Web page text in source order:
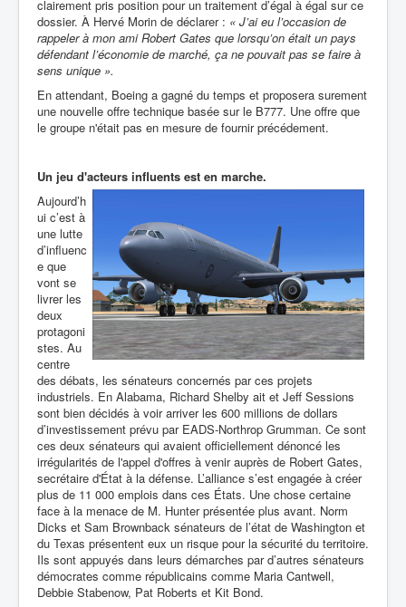
clairement pris position pour un traitement d’égal à égal sur ce
dossier. À Hervé Morin de déclarer : « J’ai eu l’occasion de
rappeler à mon ami Robert Gates que lorsqu’on était un pays
défendant l’économie de marché, ça ne pouvait pas se faire à
sens unique ».
En attendant, Boeing a gagné du temps et proposera surement
une nouvelle offre technique basée sur le B777. Une offre que
le groupe n'était pas en mesure de fournir précédement.
Un jeu d'acteurs influents est en marche.
Aujourd’h
ui c’est à
une lutte
d’influenc
e que
vont se
livrer les
deux
protagoni
stes. Au
centre
des débats, les sénateurs concernés par ces projets
industriels. En Alabama, Richard Shelby ait et Jeff Sessions
sont bien décidés à voir arriver les 600 millions de dollars
d’investissement prévu par EADS-Northrop Grumman. Ce sont
ces deux sénateurs qui avaient officiellement dénoncé les
irrégularités de l'appel d'offres à venir auprès de Robert Gates,
secrétaire d'État à la défense. L’alliance s’est engagée à créer
plus de 11 000 emplois dans ces États. Une chose certaine
face à la menace de M. Hunter présentée plus avant. Norm
Dicks et Sam Brownback sénateurs de l’état de Washington et
du Texas présentent eux un risque pour la sécurité du territoire.
Ils sont appuyés dans leurs démarches par d’autres sénateurs
démocrates comme républicains comme Maria Cantwell,
Debbie Stabenow, Pat Roberts et Kit Bond.